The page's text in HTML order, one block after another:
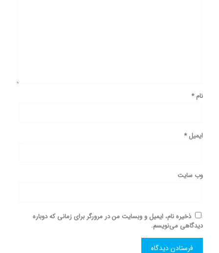
نام*
ایمیل*
وب‌ سایت
ذخیره نام، ایمیل و وبسایت من در مرورگر برای زمانی که دوباره
دیدگاهی می‌نویسم.